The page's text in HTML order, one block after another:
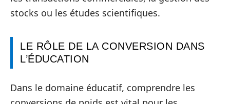
stocks ou les études scientifiques.
LE RÔLE DE LA CONVERSION DANS
L’ÉDUCATION
Dans le domaine éducatif, comprendre les